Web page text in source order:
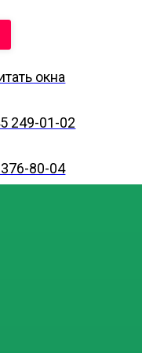
окна
249-01-02
80-04